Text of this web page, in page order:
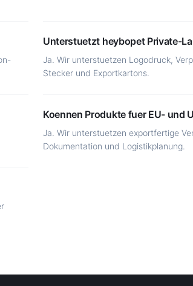
Unterstuetzt heybopet Private-
Ja. Wir unterstuetzen Logodruck,
Stecker und Exportkartons.
Koennen Produkte fuer EU- und
Ja. Wir unterstuetzen exportfertige
Dokumentation und Logistikplanung.